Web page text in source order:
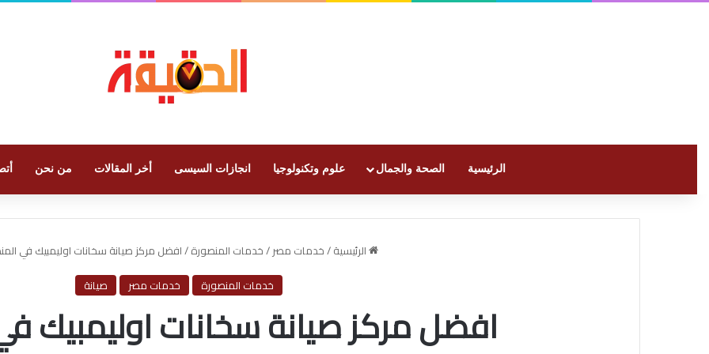
الرئيسية الصحة والجمال علوم وتكنولوجيا انجازات السيسى أخر المقالات من نحن
الرئيسية/خدمات مصر/خدمات المنصورة/افضل مركز صيانة سخانات اوليمبيك في
خدمات المنصورة
خدمات مصر صيانة
افضل مركز صيانة سخانات اوليمبيك